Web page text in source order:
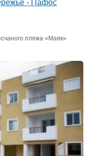
- Пафос
пляжа «Маяк»